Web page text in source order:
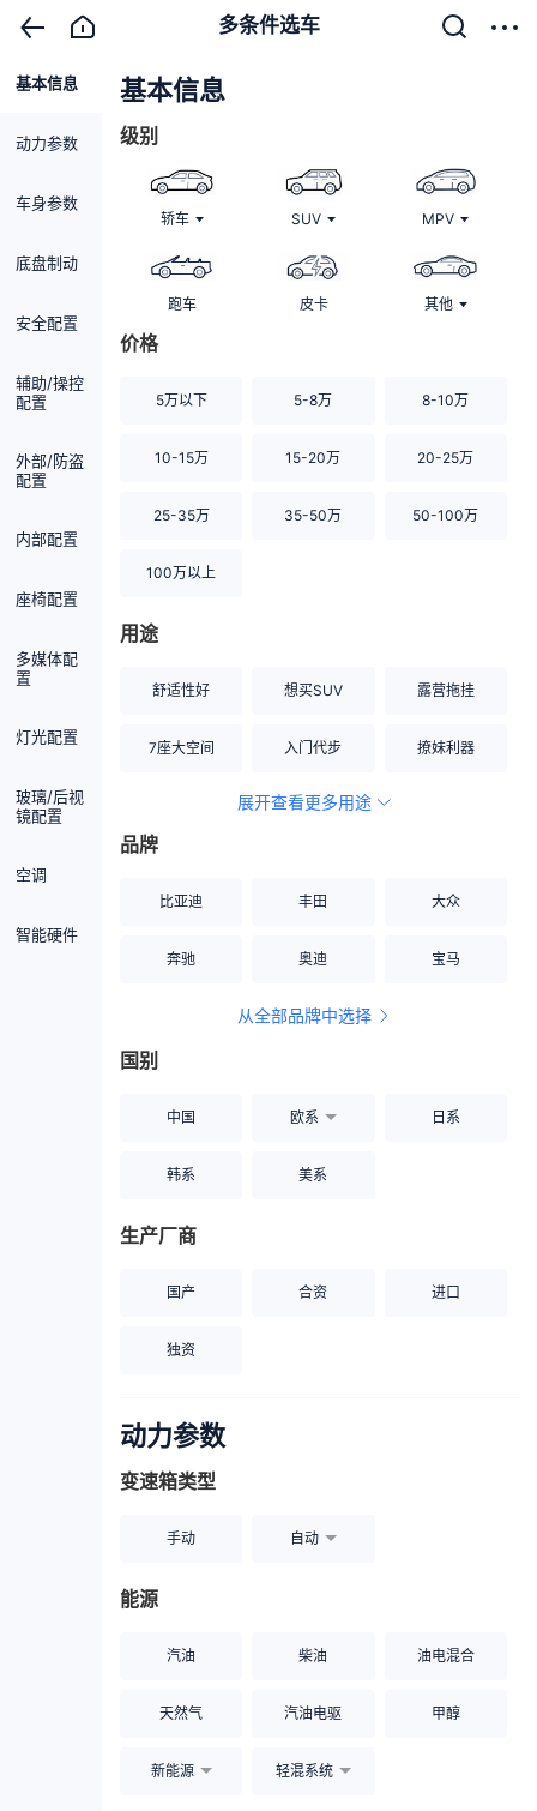
多条件选车
基本信息
动力参数
车身参数
底盘制动
安全配置
辅助/操控
配置
外部/防盗
配置
内部配置
座椅配置
多媒体配
置
灯光配置
玻璃/后视
镜配置
空调
智能硬件
基本信息
级别
轿车 SUV MPV
跑车 皮卡 其他
价格
5万以下 5-8万 8-10万
10-15万 15-20万 20-25万
25-35万 35-50万 50-100万
100万以上
用途
舒适性好 想买SUV 露营拖挂
7座大空间 入门代步 撩妹利器
空间宽敞
展开查看更多用途
品牌
比亚迪 丰田 大众
奔驰 奥迪 宝马
从全部品牌中选择
国别
中国 欧系 日系
韩系 美系
生产厂商
国产 合资 进口
独资
动力参数
变速箱类型
手动 自动
能源
汽油 柴油 油电混合
天然气 汽油电驱 甲醇
新能源 轻混系统